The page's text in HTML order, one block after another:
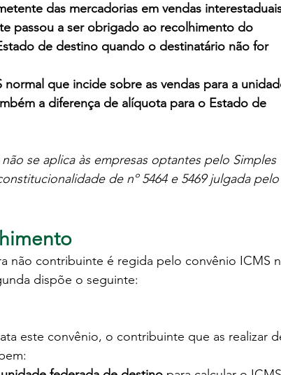
das mercadorias em vendas
passou a ser obrigado ao recolhimento do
de destino quando o destinatário não for
normal que incide sobre as vendas para a
a diferença de alíquota para o Estado de
se aplica às empresas optantes pelo Simples
de nº 5464 e 5469 julgada
não contribuinte é regida pelo convênio ICMS
dispõe o seguinte:
este convênio, o contribuinte que as realizar